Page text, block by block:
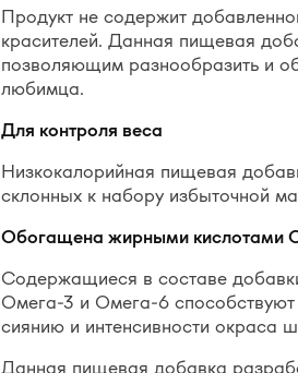
Продукт не содержит
красителей. Данная пищевая
позволяющим разнообразить и
любимца.
Для контроля веса
Низкокалорийная пищевая
склонных к набору избыточной
Обогащена жирными кислотами
Содержащиеся в составе
Омега-3 и Омега-6
сиянию и интенсивности окраса
Данная пищевая добавка